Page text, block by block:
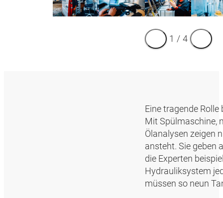
1 / 4
Eine tragende
Mit Spülmaschine,
Ölanalysen zeigen
ansteht. Sie geben
die Experten
Hydrauliksystem
müssen so neun